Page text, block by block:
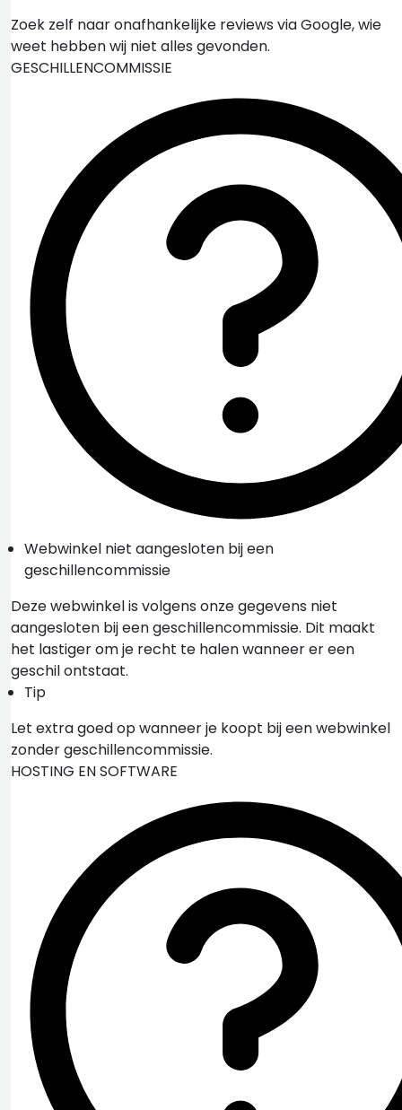
Zoek zelf naar onafhankelijke reviews via Google, wie
weet hebben wij niet alles gevonden.
GESCHILLENCOMMISSIE
Webwinkel niet aangesloten bij een
geschillencommissie
Deze webwinkel is volgens onze gegevens niet
aangesloten bij een geschillencommissie. Dit maakt
het lastiger om je recht te halen wanneer er een
geschil ontstaat.
Tip
Let extra goed op wanneer je koopt bij een webwinkel
zonder geschillencommissie.
HOSTING EN SOFTWARE